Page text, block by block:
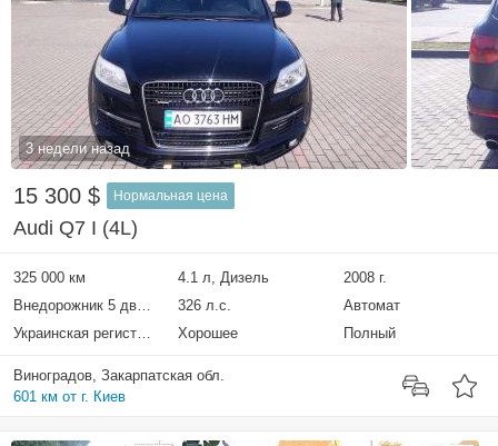
3 недели назад
15 300 $ Нормальная цена
Audi Q7 I (4L)
325 000 км 4.1 л, Дизель
2008 г.
Внедорожник 5 дверей
326 л.с.
Автомат
Украинская регистрация
Хорошее Полный
Виноградов, Закарпатская обл.
601 км от г. Киев